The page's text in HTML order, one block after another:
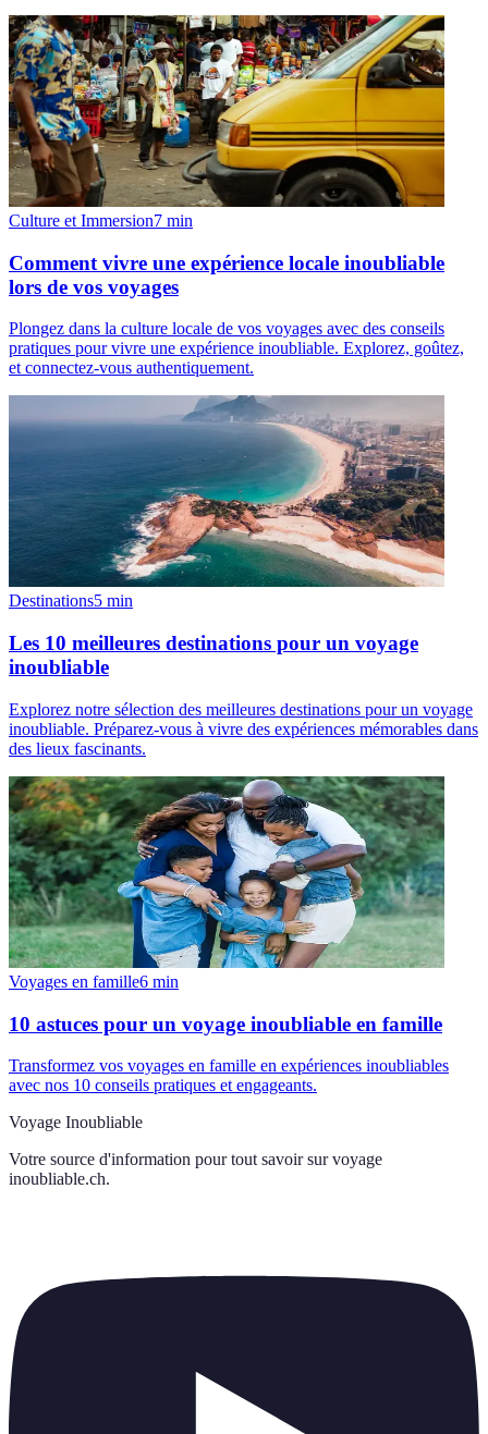
Culture et Immersion7 min
Comment vivre une expérience locale inoubliable
lors de vos voyages
Plongez dans la culture locale de vos voyages avec des conseils
pratiques pour vivre une expérience inoubliable. Explorez, goûtez,
et connectez-vous authentiquement.
Destinations5 min
Les 10 meilleures destinations pour un voyage
inoubliable
Explorez notre sélection des meilleures destinations pour un voyage
inoubliable. Préparez-vous à vivre des expériences mémorables dans
des lieux fascinants.
Voyages en famille6 min
10 astuces pour un voyage inoubliable en famille
Transformez vos voyages en famille en expériences inoubliables
avec nos 10 conseils pratiques et engageants.
Voyage Inoubliable
Votre source d'information pour tout savoir sur voyage
inoubliable.ch.